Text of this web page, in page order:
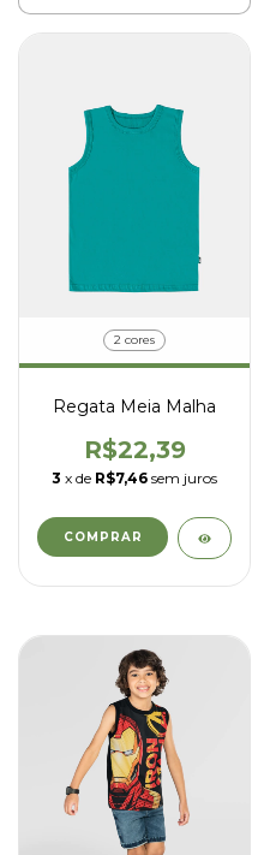
2 cores
Regata Meia Malha
R$22,39
3 x de R$7,46 sem juros
COMPRAR